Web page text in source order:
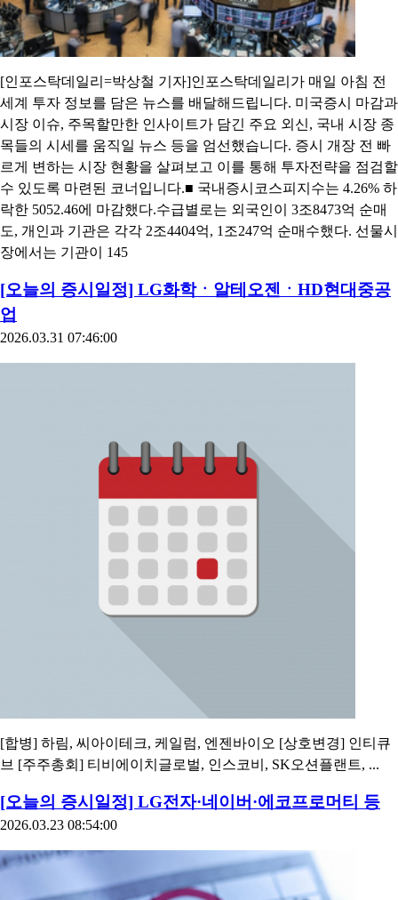
[인포스탁데일리=박상철 기자]인포스탁데일리가 매일 아침 전
세계 투자 정보를 담은 뉴스를 배달해드립니다. 미국증시 마감과
시장 이슈, 주목할만한 인사이트가 담긴 주요 외신, 국내 시장 종
목들의 시세를 움직일 뉴스 등을 엄선했습니다. 증시 개장 전 빠
르게 변하는 시장 현황을 살펴보고 이를 통해 투자전략을 점검할
수 있도록 마련된 코너입니다.■ 국내증시코스피지수는 4.26% 하
락한 5052.46에 마감했다.수급별로는 외국인이 3조8473억 순매
도, 개인과 기관은 각각 2조4404억, 1조247억 순매수했다. 선물시
장에서는 기관이 145
[오늘의 증시일정] LG화학ㆍ알테오젠ㆍHD현대중공
업
2026.03.31 07:46:00
[합병] 하림, 씨아이테크, 케일럼, 엔젠바이오 [상호변경] 인티큐
브 [주주총회] 티비에이치글로벌, 인스코비, SK오션플랜트, ...
[오늘의 증시일정] LG전자·네이버·에코프로머티 등
2026.03.23 08:54:00